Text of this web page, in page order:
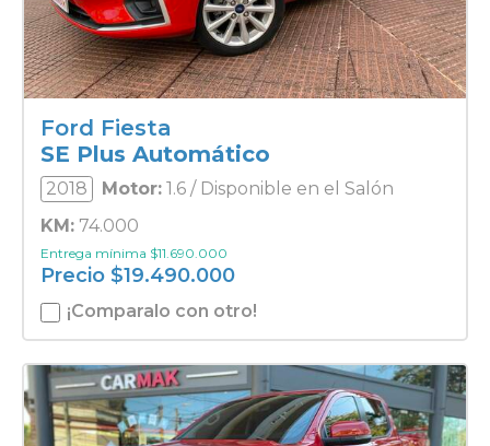
Ford Fiesta
SE Plus Automático
2018 Motor: 1.6 / Disponible en el Salón
KM: 74.000
Entrega mínima $11.690.000
Precio $19.490.000
¡Comparalo con otro!